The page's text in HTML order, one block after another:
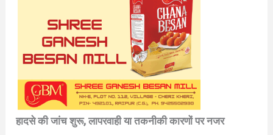
हादसे की जांच शुरू, लापरवाही या तकनीकी कारणों पर नजर